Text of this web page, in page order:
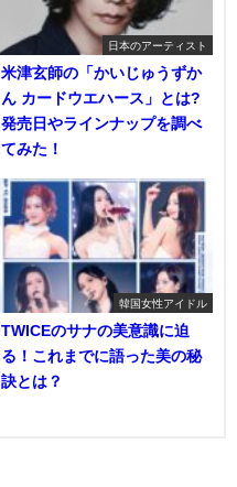
日本のアーティスト
米津玄師の「かいじゅうずか
ん カードウエハース」とは?
発売日やラインナップを調べ
てみた！
韓国女性アイドル
TWICEのサナの美意識に迫
る！これまでに語った美の秘
訣とは？